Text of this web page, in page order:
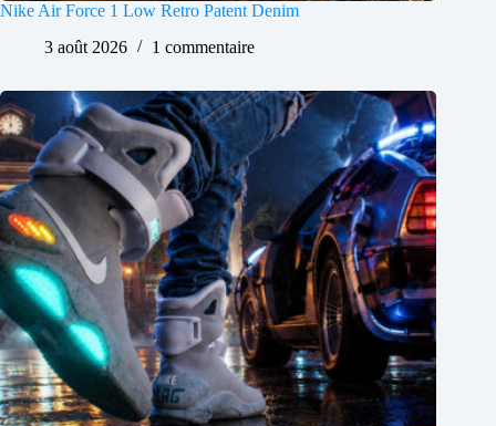
Nike Air Force 1 Low Retro Patent Denim
3 août 2026
1 commentaire